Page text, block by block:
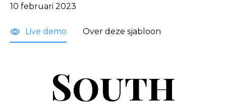
10 februari 2023
Live demo Over deze sjabloon